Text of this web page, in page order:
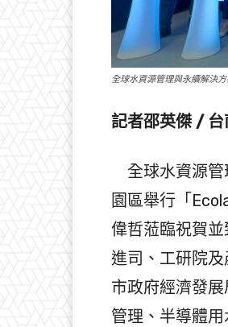
全球水資源管理與永續解決
記者邵英傑 / 台
全球水資源管
園區舉行「
偉哲蒞臨祝賀
進司、工研院
市政府經濟發
管理、半導體